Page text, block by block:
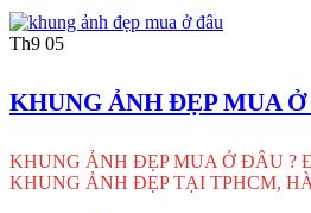
Th9 05
KHUNG ẢNH ĐẸP MUA
KHUNG ẢNH ĐẸP MUA Ở ĐÂU ?
KHUNG ẢNH ĐẸP TẠI TPHCM,